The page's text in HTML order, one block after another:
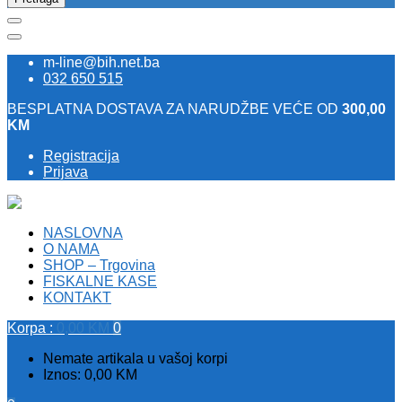
m-line@bih.net.ba
032 650 515
BESPLATNA DOSTAVA ZA NARUDŽBE VEĆE OD 300,00
KM
Registracija
Prijava
NASLOVNA
O NAMA
SHOP – Trgovina
FISKALNE KASE
KONTAKT
Korpa :
KM
0
Nemate artikala u vašoj korpi
Iznos: 0,00 KM